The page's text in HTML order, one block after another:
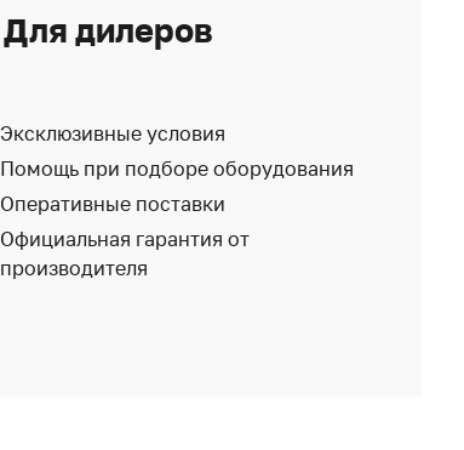
Для дилеров
Эксклюзивные условия
Помощь при подборе оборудования
Оперативные поставки
Официальная гарантия от
производителя